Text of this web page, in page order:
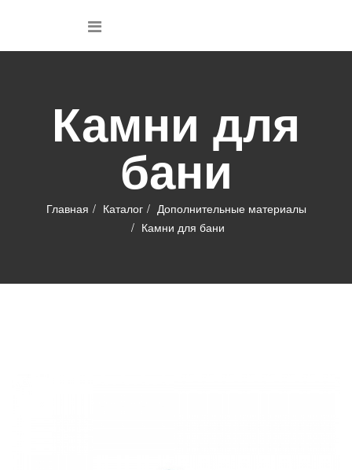
Камни для
бани
Главная Каталог
Дополнительные материалы
Камни для бани